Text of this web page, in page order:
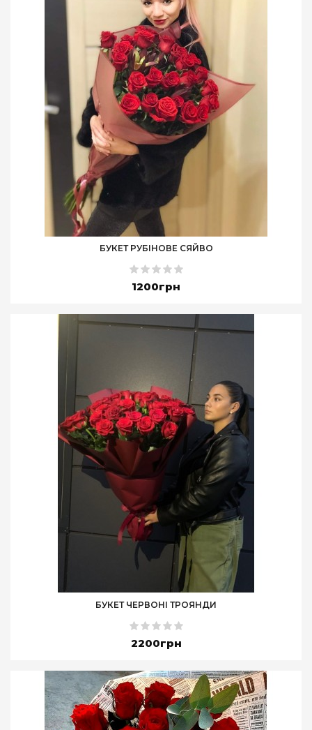
БУКЕТ РУБІНОВЕ СЯЙВО
1200грн
БУКЕТ ЧЕРВОНІ ТРОЯНДИ
2200грн